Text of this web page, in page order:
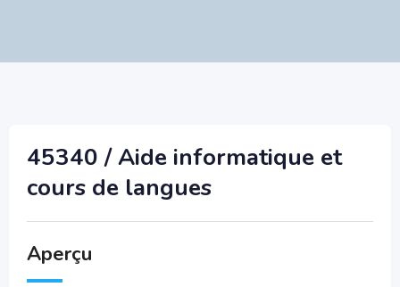
45340 / Aide informatique et
cours de langues
Aperçu